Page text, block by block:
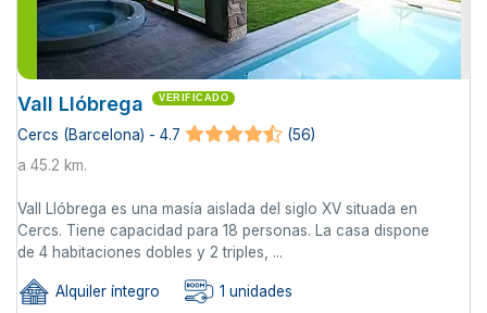
Vall Llóbrega VERIFICADO
Cercs (Barcelona) - 4.7
(56)
a 45.2 km.
Vall Llóbrega es una masía aislada del siglo XV situada en
Cercs. Tiene capacidad para 18 personas. La casa dispone
de 4 habitaciones dobles y 2 triples, ...
Alquiler íntegro 1 unidades